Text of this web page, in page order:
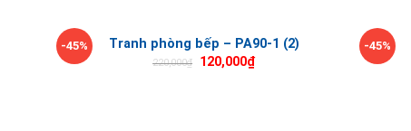
-45% Tranh phòng bếp – PA90-1 (2)
220,000₫ 120,000₫
-45%